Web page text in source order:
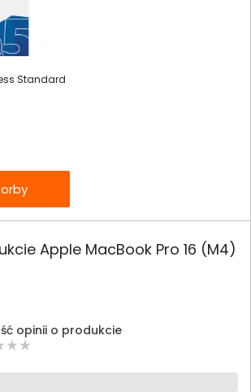
Standard
Apple MacBook Pro 16 (M4)
opinii o produkcie